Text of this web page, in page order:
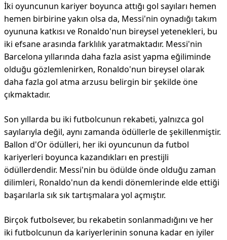
İki oyuncunun kariyer boyunca attığı gol sayıları hemen
hemen birbirine yakın olsa da, Messi'nin oynadığı takım
oyununa katkısı ve Ronaldo'nun bireysel yetenekleri, bu
iki efsane arasında farklılık yaratmaktadır. Messi'nin
Barcelona yıllarında daha fazla asist yapma eğiliminde
olduğu gözlemlenirken, Ronaldo'nun bireysel olarak
daha fazla gol atma arzusu belirgin bir şekilde öne
çıkmaktadır.
Son yıllarda bu iki futbolcunun rekabeti, yalnızca gol
sayılarıyla değil, aynı zamanda ödüllerle de şekillenmiştir.
Ballon d'Or ödülleri, her iki oyuncunun da futbol
kariyerleri boyunca kazandıkları en prestijli
ödüllerdendir. Messi'nin bu ödülde önde olduğu zaman
dilimleri, Ronaldo'nun da kendi dönemlerinde elde ettiği
başarılarla sık sık tartışmalara yol açmıştır.
Birçok futbolsever, bu rekabetin sonlanmadığını ve her
iki futbolcunun da kariyerlerinin sonuna kadar en iyiler